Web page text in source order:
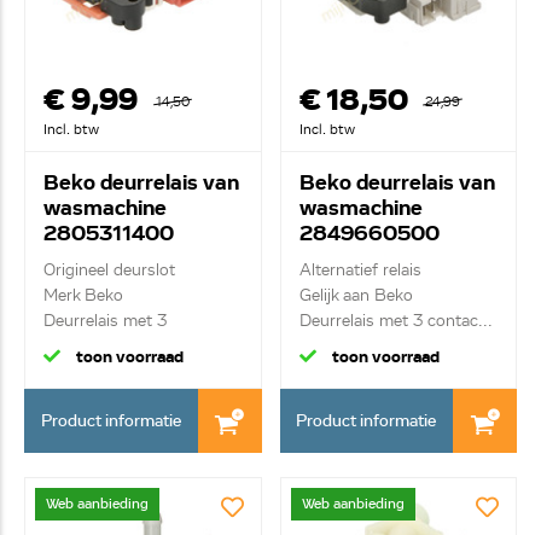
€ 9,99
14,50
Incl. btw
Beko deurrelais van
wasmachine
2805311400
Origineel deurslot
Merk Beko
Deurrelais met 3
contacten Z...
toon voorraad
Product informatie
€ 18,50
24,99
Incl. btw
Beko deurrelais van
wasmachine
2849660500
Alternatief relais
Gelijk aan Beko
Deurrelais met 3 contac...
toon voorraad
Product informatie
Web aanbieding Web aanbieding